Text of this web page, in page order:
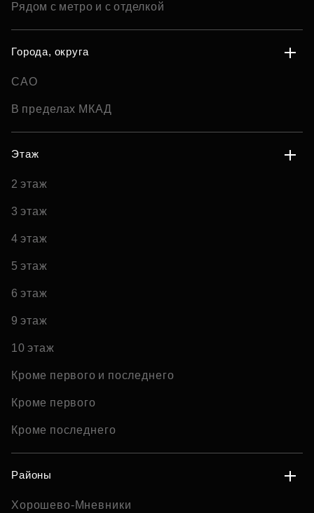
Рядом с метро и с отделкой
Города, округа
САО
В пределах МКАД
Этаж
2 этаж
3 этаж
4 этаж
5 этаж
6 этаж
9 этаж
10 этаж
Кроме первого и последнего
Кроме первого
Кроме последнего
Районы
Хорошево-Мневники